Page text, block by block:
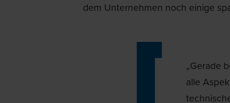
dem Unternehmen noch einige
„Gerade
alle